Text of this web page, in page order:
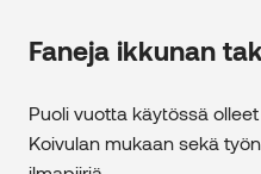
Faneja ikkunan
Puoli vuotta käytössä
Koivulan mukaan sekä